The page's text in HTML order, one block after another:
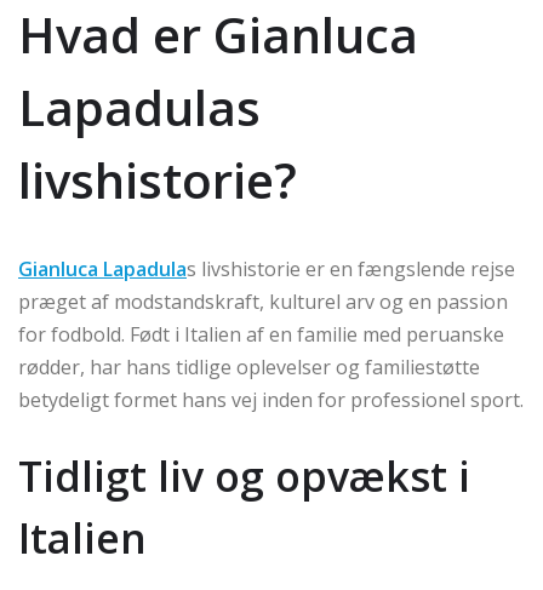
Hvad er Gianluca
Lapadulas
livshistorie?
Gianluca Lapadulas livshistorie er en fængslende rejse
præget af modstandskraft, kulturel arv og en passion
for fodbold. Født i Italien af en familie med peruanske
rødder, har hans tidlige oplevelser og familiestøtte
betydeligt formet hans vej inden for professionel sport.
Tidligt liv og opvækst i
Italien